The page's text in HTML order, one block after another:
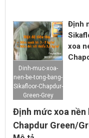
Dinh-muc-xoa-
nen-be-tong-bang-
Sikafloor-Chapdur-
Green-Grey
Định
xoa
Định mức xoa
Chapdur Green/